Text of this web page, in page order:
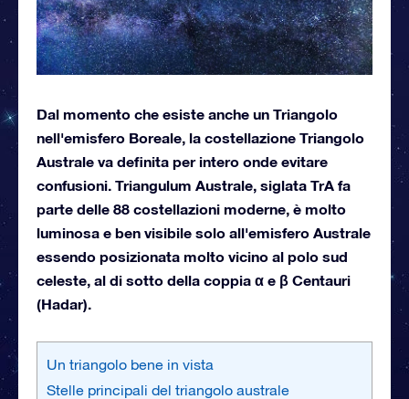
Dal momento che esiste anche un Triangolo
nell'emisfero Boreale, la costellazione Triangolo
Australe va definita per intero onde evitare
confusioni. Triangulum Australe, siglata TrA fa
parte delle 88 costellazioni moderne, è molto
luminosa e ben visibile solo all'emisfero Australe
essendo posizionata molto vicino al polo sud
celeste, al di sotto della coppia α e β Centauri
(Hadar).
Un triangolo bene in vista
Stelle principali del triangolo australe